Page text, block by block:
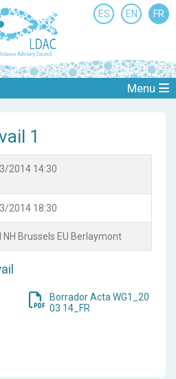
ES EN FR
Menu
1
Borrador Acta WG1_20
03 14_FR
2014 14:30
2014 18:30
NH Brussels EU Berlaymont